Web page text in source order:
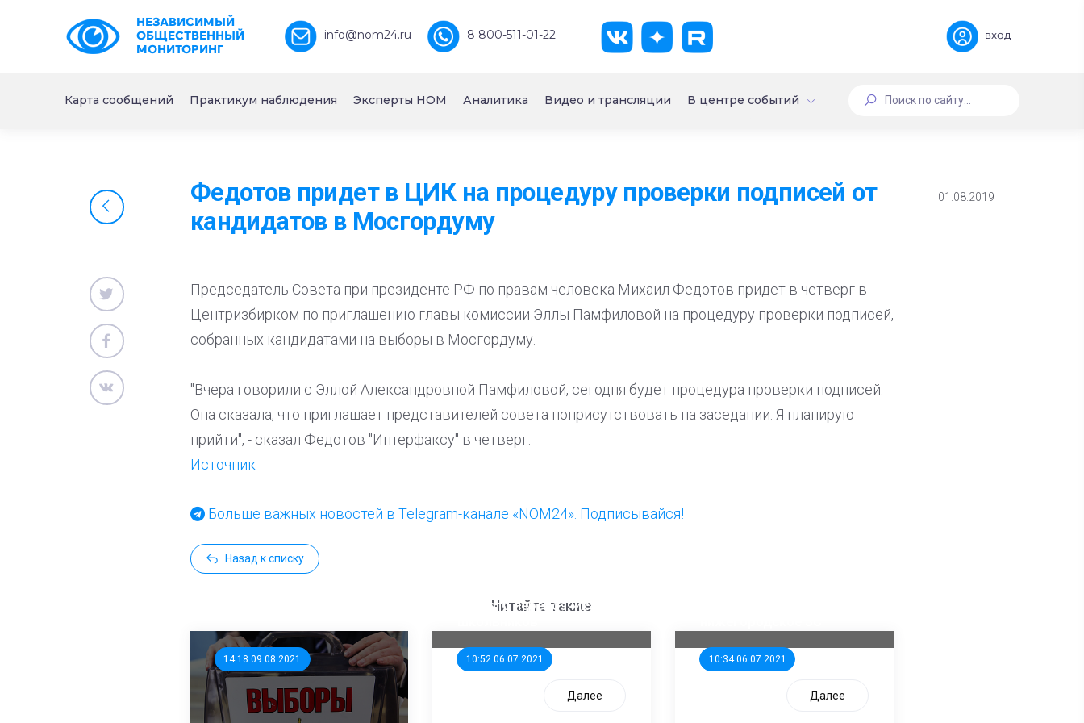
НЕЗАВИСИМЫЙ
ОБЩЕСТВЕННЫЙ
МОНИТОРИНГ
info@nom24.ru 8 800-511-01-22 вход
Карта сообщений Практикум наблюдения Эксперты НОМ Аналитика Видео и трансляции В центре событий
Федотов придет в ЦИК на процедуру проверки подписей от
кандидатов в Мосгордуму
01.08.2019
Председатель Совета при президенте РФ по правам человека Михаил Федотов придет в четверг в
Центризбирком по приглашению главы комиссии Эллы Памфиловой на процедуру проверки подписей,
собранных кандидатами на выборы в Мосгордуму.
"Вчера говорили с Эллой Александровной Памфиловой, сегодня будет процедура проверки подписей.
Она сказала, что приглашает представителей совета поприсутствовать на заседании. Я планирую
прийти", - сказал Федотов "Интерфаксу" в четверг.
Источник
Больше важных новостей в Telegram-канале «NOM24». Подписывайся!
Назад к списку
Читайте также
14:18 09.08.2021 10:52 06.07.2021
единого перевозчика для
Далее
10:34 06.07.2021
Далее